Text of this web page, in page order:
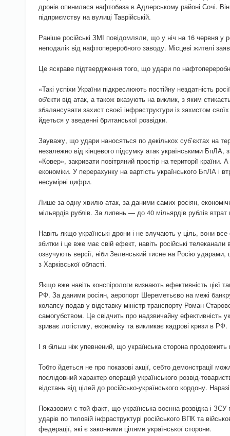
дронів опинилася нафтобаза в Адлерському районі Сочі.
підприємству на вулиці Таврійській.
Раніше російські ЗМІ повідомляли, що у ніч на 16 червня у
неподалік від нафтопереробного заводу. Місцеві жителі
Це яскраве підтвердження того, що удари по
«Такі успіхи України підкреслюють постійну нездатність
об'єкти від атак, а також вказують на виклик, з яким
збалансувати захист своєї інфраструктури із захистом
йдеться у зведенні британської розвідки.
Зауважу, що удари наносяться по декількох суб’єктах на
незалежно від кінцевого підсумку атак українськими
«Ковер», закривати повітряний простір на території країни.
економіки. У перерахунку на вартість українського БпЛА і
несумірні цифри.
Лише за одну хвилю атак, за даними самих росіян,
мільярдів рублів. За липень — до 40 мільярдів рублів втрат
Навіть якщо українські дрони і не влучають у ціль, вони
збитки і це вже має свій ефект, навіть російські
озвучують версії, ніби Зеленський тисне на Росію ударами,
з Харківської області.
Якщо вже навіть конспірологи визнають ефективність цієї
РФ. За даними росіян, аеропорт Шереметьєво на межі
колапсу подав у відставку міністр транспорту Роман
самогубством. Це свідчить про надзвичайну ефективність
зриває логістику, економіку та викликає кадрові кризи в РФ.
І я більш ніж упевнений, що українська сторона продовжить
Тобто йдеться не про показові акції, себто демонстрації
послідовний характер операцій українського розвід-
відстань від цілей до російсько-українського кордону.
Показовим є той факт, що українська воєнна розвідка і
ударів по тиловій інфраструктурі російського ВПК та
федерації, які є законними цілями української сторони.